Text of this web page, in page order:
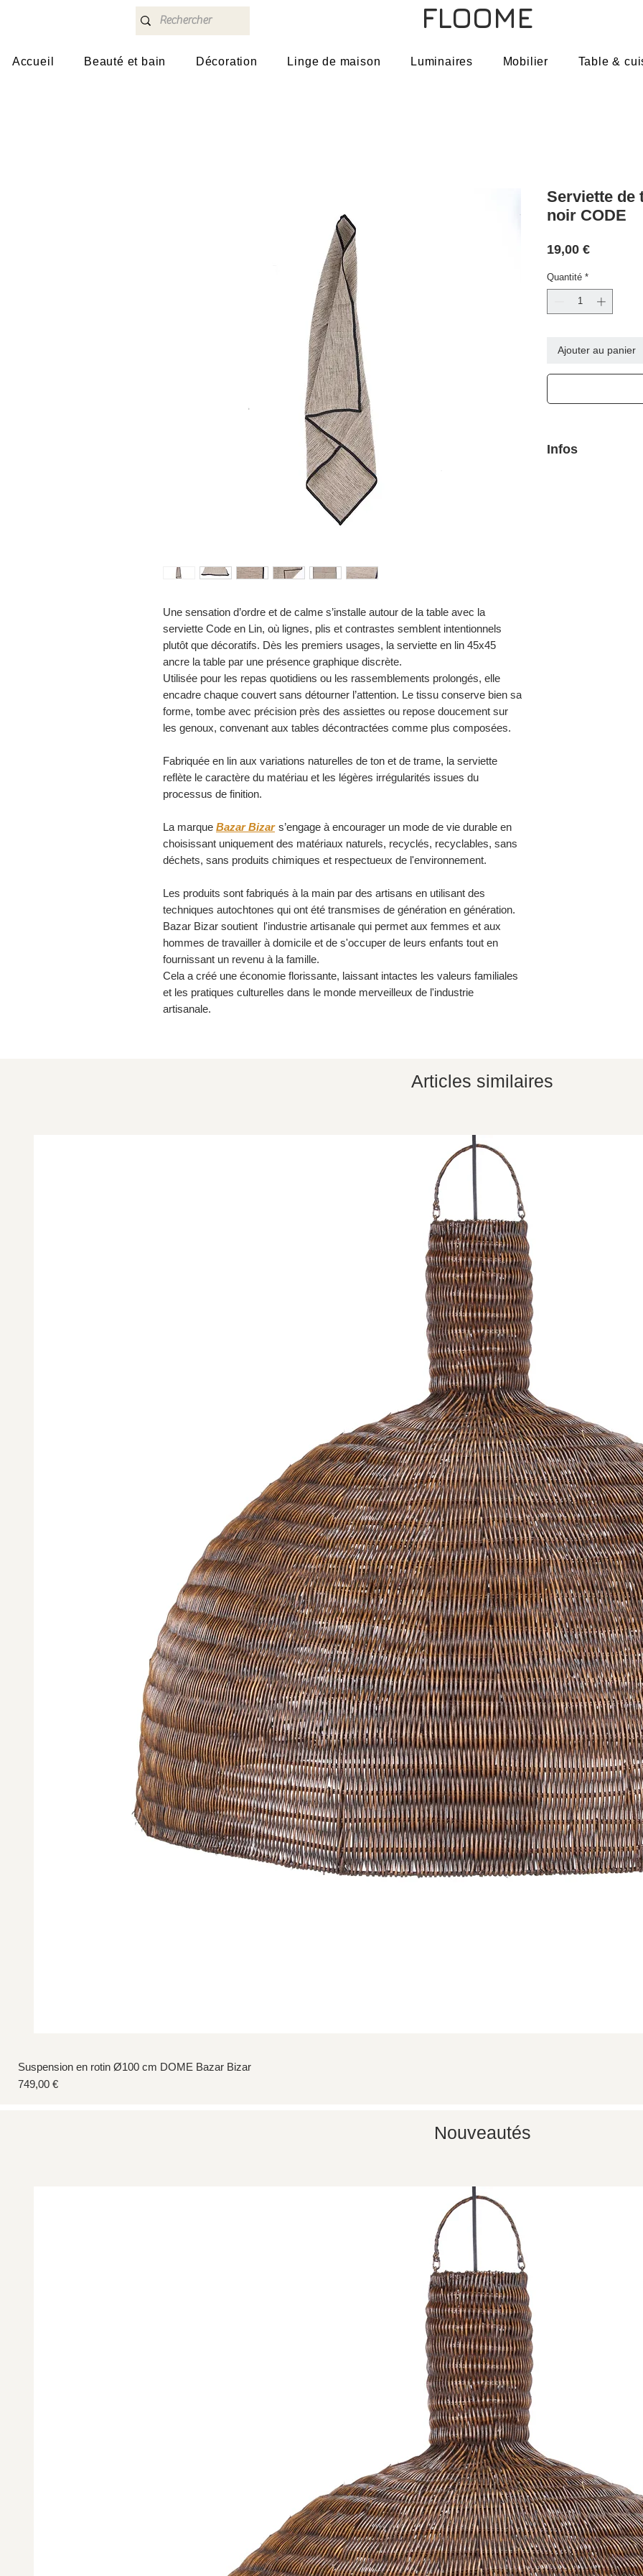
FLOOME
Accueil Beauté et bain Décoration Linge de maison Luminaires Mobilier Table &
Une sensation d’ordre et de calme s’installe autour de la table avec la
serviette Code en Lin, où lignes, plis et contrastes semblent intentionnels
plutôt que décoratifs. Dès les premiers usages, la serviette en lin 45x45
ancre la table par une présence graphique discrète.
Utilisée pour les repas quotidiens ou les rassemblements prolongés, elle
encadre chaque couvert sans détourner l’attention. Le tissu conserve bien sa
forme, tombe avec précision près des assiettes ou repose doucement sur
les genoux, convenant aux tables décontractées comme plus composées.
Fabriquée en lin aux variations naturelles de ton et de trame, la serviette
reflète le caractère du matériau et les légères irrégularités issues du
processus de finition.
La marque Bazar Bizar s’engage à encourager un mode de vie durable en
choisissant uniquement des matériaux naturels, recyclés, recyclables, sans
déchets, sans produits chimiques et respectueux de l'environnement.
Les produits sont fabriqués à la main par des artisans en utilisant des
techniques autochtones qui ont été transmises de génération en génération.
Bazar Bizar soutient l'industrie artisanale qui permet aux femmes et aux
hommes de travailler à domicile et de s'occuper de leurs enfants tout en
fournissant un revenu à la famille.
Cela a créé une économie florissante, laissant intactes les valeurs familiales
et les pratiques culturelles dans le monde merveilleux de l'industrie
artisanale.
Serviette de
noir CODE
19,00 €Prix
Quantité *
Ajouter au panier
Infos
Articles similaires
Suspension en rotin Ø100 cm DOME Bazar Bizar
Prix
749,00 €
Nouveautés